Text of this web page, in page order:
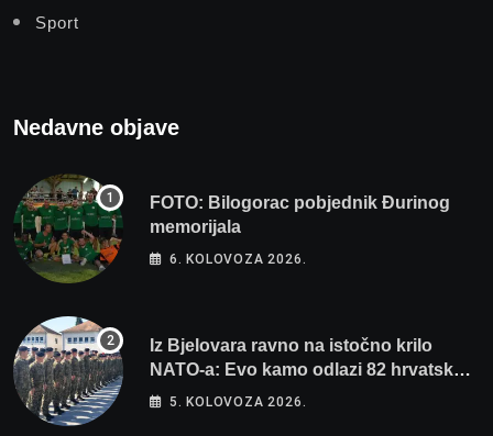
Sport
Nedavne objave
FOTO: Bilogorac pobjednik Đurinog
memorijala
6. KOLOVOZA 2026.
Iz Bjelovara ravno na istočno krilo
NATO-a: Evo kamo odlazi 82 hrvatska
vojnika i 6 vojnikinja
5. KOLOVOZA 2026.